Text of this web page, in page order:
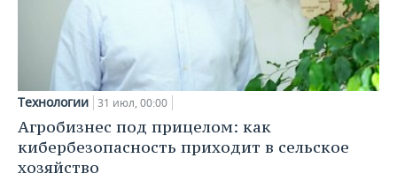
Технологии 31 июл, 00:00
Агробизнес под прицелом: как
кибербезопасность приходит в сельское
хозяйство